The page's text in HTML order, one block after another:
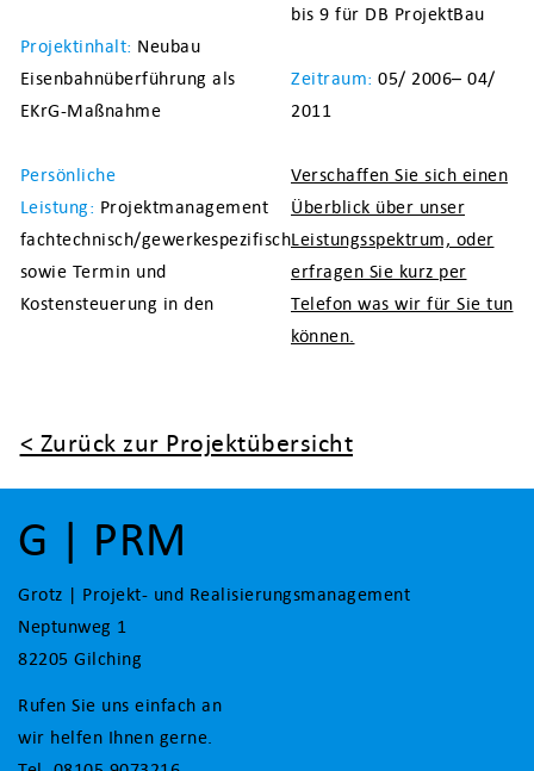
Projektinhalt: Neubau
Eisenbahnüberführung als
EKrG-Maßnahme
Persönliche
Leistung: Projektmanagement
fachtechnisch/gewerkespezifisch
sowie Termin und
Kostensteuerung in den
bis 9 für DB ProjektBau
Zeitraum: 05/ 2006– 04/
2011
Verschaffen Sie sich einen
Überblick über unser
Leistungsspektrum, oder
erfragen Sie kurz per
Telefon was wir für Sie tun
können.
< Zurück zur Projektübersicht
G | PRM
Grotz | Projekt- und Realisierungsmanagement
Neptunweg 1
82205 Gilching
Rufen Sie uns einfach an
wir helfen Ihnen gerne.